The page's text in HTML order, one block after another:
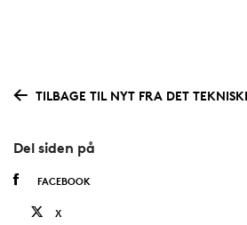
TILBAGE TIL NYT FRA DET
Del siden på
FACEBOOK
X